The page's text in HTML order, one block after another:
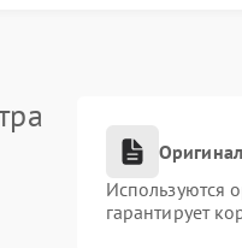
Используются
гарантирует